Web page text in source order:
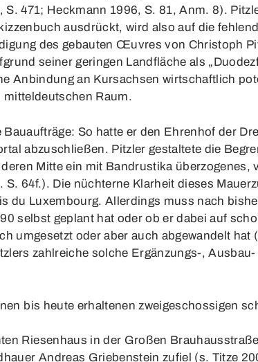
471; Heckmann 1996, S. 81, Anm. 8).
ausdrückt, wird also auf die
des gebauten Œuvres von Christoph
seiner geringen Landfläche als
Anbindung an Kursachsen wirtschaftlich
Raum.
So hatte er den Ehrenhof der
abzuschließen. Pitzler gestaltete die
Mitte ein mit Bandrustika überzogenes,
64f.). Die nüchterne Klarheit dieses
du Luxembourg. Allerdings muss nach
selbst geplant hat oder ob er dabei auf
umgesetzt oder aber auch abgewandelt hat
zahlreiche solche Ergänzungs-, Ausbau-
bis heute erhaltenen zweigeschossigen
Riesenhaus in der Großen
Andreas Griebenstein zufiel (s. Titze